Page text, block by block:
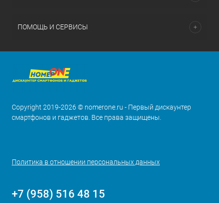
ПОМОЩЬ И СЕРВИСЫ
Copyright 2019-2026 © nomerone.ru - Первый дискаунтер
смартфонов и гаджетов. Все права защищены.
Политика в отношении персональных данных
+7 (958) 516 48 15